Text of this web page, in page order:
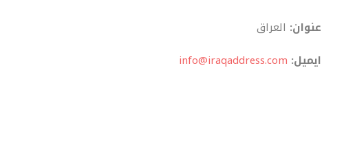
عنوان: العراق
ایمیل: info@iraqaddress.com